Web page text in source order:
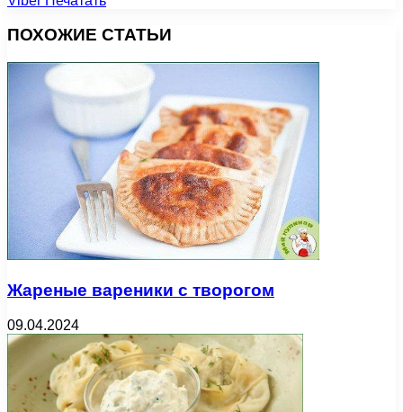
ПОХОЖИЕ СТАТЬИ
Жареные вареники с творогом
09.04.2024